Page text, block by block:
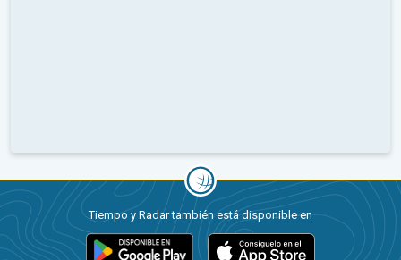
Tiempo y Radar también está disponible en